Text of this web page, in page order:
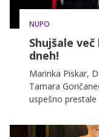
NUPO
Shujšale
dneh!
Marinka Piskar,
Tamara
uspešno
so na